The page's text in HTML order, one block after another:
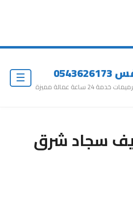
عمالة مميزة
سجاد شرق